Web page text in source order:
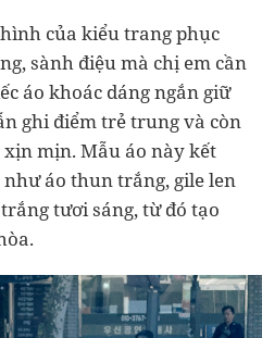
của kiểu trang phục
sành điệu mà chị em cần
áo khoác dáng ngắn giữ
ghi điểm trẻ trung và còn
mịn. Mẫu áo này kết
áo thun trắng, gile len
tươi sáng, từ đó tạo